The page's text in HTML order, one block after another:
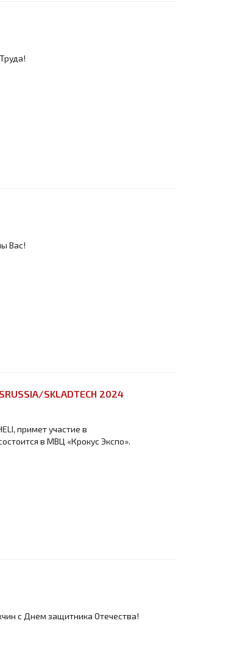
Вас!
SKLADTECH 2024
примет участие в
в МВЦ «Крокус Экспо».
с Днем защитника Отечества!